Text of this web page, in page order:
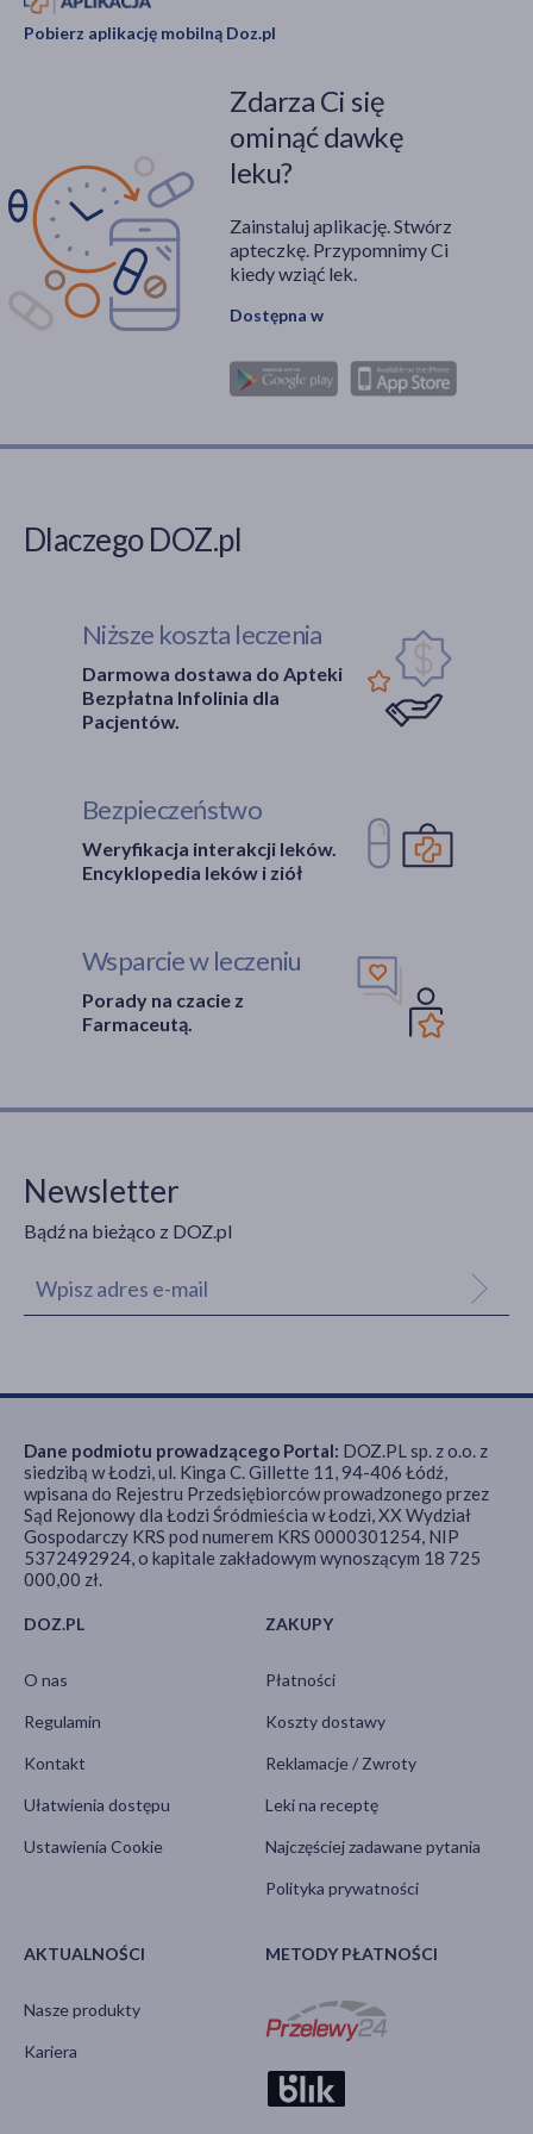
Pobierz aplikację mobilną Doz.pl
Zdarza Ci się
ominąć dawkę
leku?
Zainstaluj aplikację. Stwórz
apteczkę. Przypomnimy Ci
kiedy wziąć lek.
Dostępna w
Dlaczego DOZ.pl
Niższe koszta leczenia
Darmowa dostawa do Apteki
Bezpłatna Infolinia dla
Pacjentów.
Bezpieczeństwo
Weryfikacja interakcji leków.
Encyklopedia leków i ziół
Wsparcie w leczeniu
Porady na czacie z
Farmaceutą.
Newsletter
Bądź na bieżąco z DOZ.pl
DOZ.PL
O nas
Regulamin
Kontakt
Ułatwienia dostępu
Ustawienia Cookie
ZAKUPY
Płatności
Koszty dostawy
Reklamacje / Zwroty
Leki na receptę
Najczęściej zadawane pytania
Polityka prywatności
AKTUALNOŚCI
Nasze produkty
Kariera
METODY PŁATNOŚCI
Dane podmiotu prowadzącego Portal: DOZ.PL sp. z o.o. z
siedzibą w Łodzi, ul. Kinga C. Gillette 11, 94-406 Łódź,
wpisana do Rejestru Przedsiębiorców prowadzonego przez
Sąd Rejonowy dla Łodzi Śródmieścia w Łodzi, XX Wydział
Gospodarczy KRS pod numerem KRS 0000301254, NIP
5372492924, o kapitale zakładowym wynoszącym 18 725
000,00 zł.